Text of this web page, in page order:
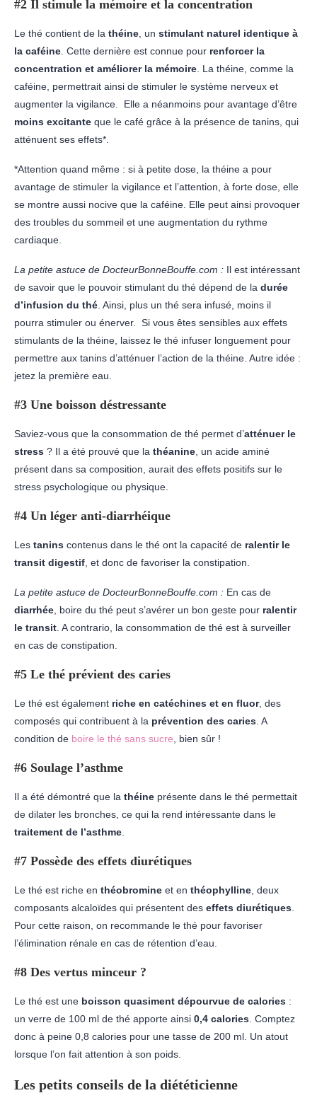
#2 Il stimule la mémoire et la concentration
Le thé contient de la théine , un stimulant naturel identique à
la caféine . Cette dernière est connue pour renforcer la
concentration et améliorer la mémoire . La théine, comme la
caféine, permettrait ainsi de stimuler le système nerveux et
augmenter la vigilance. Elle a néanmoins pour avantage d’être
moins excitante que le café grâce à la présence de tanins, qui
atténuent ses effets*.
*Attention quand même : si à petite dose, la théine a pour
avantage de stimuler la vigilance et l’attention, à forte dose, elle
se montre aussi nocive que la caféine. Elle peut ainsi provoquer
des troubles du sommeil et une augmentation du rythme
cardiaque.
La petite astuce de DocteurBonneBouffe.com : Il est intéressant
de savoir que le pouvoir stimulant du thé dépend de la durée
d’infusion du thé . Ainsi, plus un thé sera infusé, moins il
pourra stimuler ou énerver. Si vous êtes sensibles aux effets
stimulants de la théine, laissez le thé infuser longuement pour
permettre aux tanins d’atténuer l’action de la théine. Autre idée :
jetez la première eau.
#3 Une boisson déstressante
Saviez-vous que la consommation de thé permet d’atténuer le
stress ? Il a été prouvé que la théanine , un acide aminé
présent dans sa composition, aurait des effets positifs sur le
stress psychologique ou physique.
#4 Un léger anti-diarrhéique
Les tanins contenus dans le thé ont la capacité de ralentir le
transit digestif , et donc de favoriser la constipation.
La petite astuce de DocteurBonneBouffe.com : En cas de
diarrhée , boire du thé peut s’avérer un bon geste pour ralentir
le transit . A contrario, la consommation de thé est à surveiller
en cas de constipation.
#5 Le thé prévient des caries
Le thé est également riche en catéchines et en fluor, des
composés qui contribuent à la prévention des caries . A
condition de boire le thé sans sucre , bien sûr !
#6 Soulage l’asthme
Il a été démontré que la théine présente dans le thé permettait
de dilater les bronches, ce qui la rend intéressante dans le
traitement de l’asthme
#7 Possède des effets diurétiques
Le thé est riche en théobromine et en théophylline , deux
composants alcaloïdes qui présentent des effets diurétiques
Pour cette raison, on recommande le thé pour favoriser
l’élimination rénale en cas de rétention d’eau.
#8 Des vertus minceur ?
Le thé est une boisson quasiment dépourvue de calories :
un verre de 100 ml de thé apporte ainsi 0,4 calories . Comptez
donc à peine 0,8 calories pour une tasse de 200 ml. Un atout
lorsque l’on fait attention à son poids.
Les petits conseils de la diététicienne